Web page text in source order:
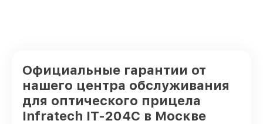
Официальные гарантии от
нашего центра обслуживания
для оптического прицела
Infratech IT-204C в Москве